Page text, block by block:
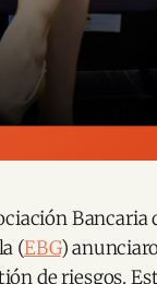
Bancaria
(EBG)
de riesgos.